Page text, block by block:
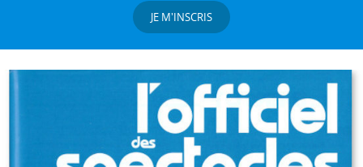
JE M'INSCRIS